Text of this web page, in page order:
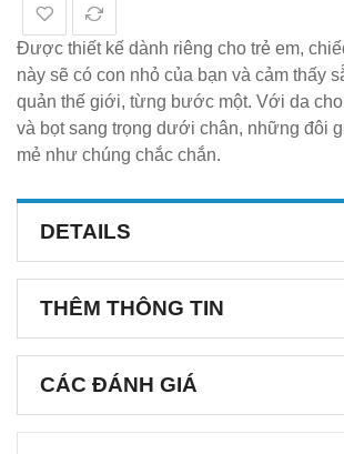
Được thiết kế dành riêng cho trẻ em,
này sẽ có con nhỏ của bạn và cảm thấy
quản thế giới, từng bước một. Với da
và bọt sang trọng dưới chân, những đôi
mẻ như chúng chắc chắn.
DETAILS
THÊM THÔNG TIN
CÁC ĐÁNH GIÁ